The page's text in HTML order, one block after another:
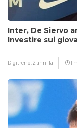
Inter, De Siervo
Investire sui
Digitrend, 2 anni fa 1